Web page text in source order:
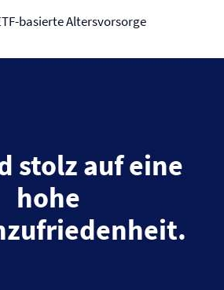
basierte Altersvorsorge
stolz auf eine
hohe